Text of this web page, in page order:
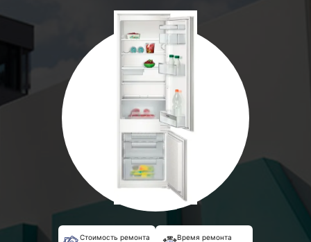
Стоимость ремонта Время ремонта